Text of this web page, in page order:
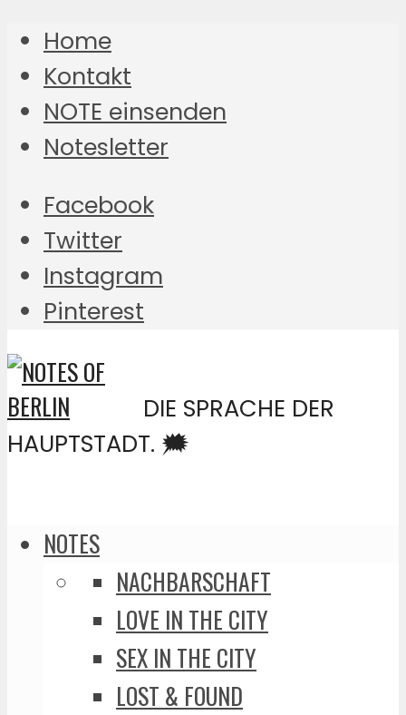
Home
Kontakt
NOTE einsenden
Notesletter
Facebook
Twitter
Instagram
Pinterest
DIE SPRACHE DER
HAUPTSTADT. 🗯️
NOTES
NACHBARSCHAFT
LOVE IN THE CITY
SEX IN THE CITY
LOST & FOUND